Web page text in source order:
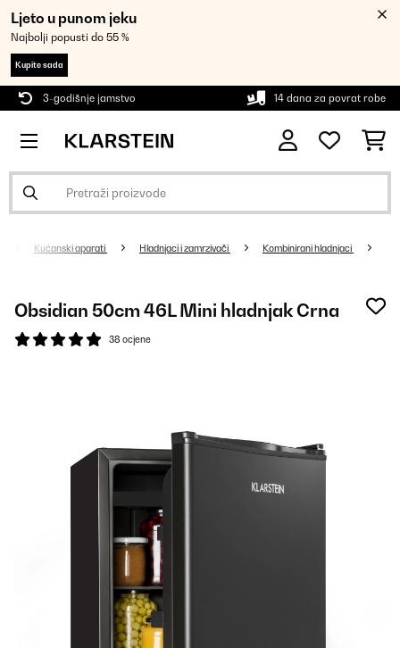
Ljeto u punom jeku
Najbolji popusti do 55 %
Kupite sada
3-godišnje jamstvo 14 dana za povrat robe
Kućanski aparati Hladnjaci i zamrzivači Kombinirani hladnjaci
Obsidian 50cm 46L Mini hladnjak Crna
38 ocjene